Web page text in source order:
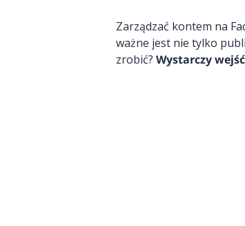
Zarządzać kontem na
ważne jest nie tylko
zrobić? Wystarczy